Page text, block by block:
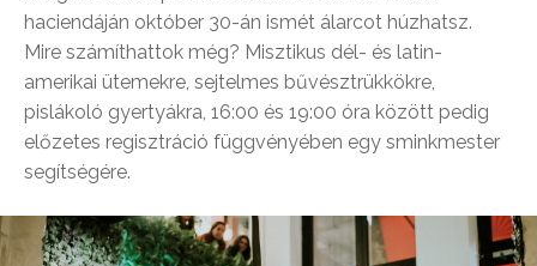
haciendáján október 30-án ismét álarcot húzhatsz.
Mire számíthattok még? Misztikus dél- és latin-
amerikai ütemekre, sejtelmes bűvésztrükkökre,
pislákoló gyertyákra, 16:00 és 19:00 óra között pedig
előzetes regisztráció függvényében egy sminkmester
segítségére.